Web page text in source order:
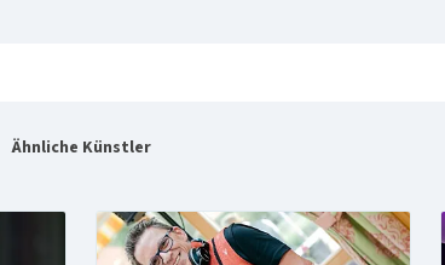
Ähnliche Künstler